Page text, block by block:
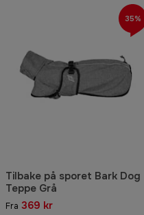
Tilbake på sporet Bark Dog
Teppe Grå
Fra 369 kr
35%